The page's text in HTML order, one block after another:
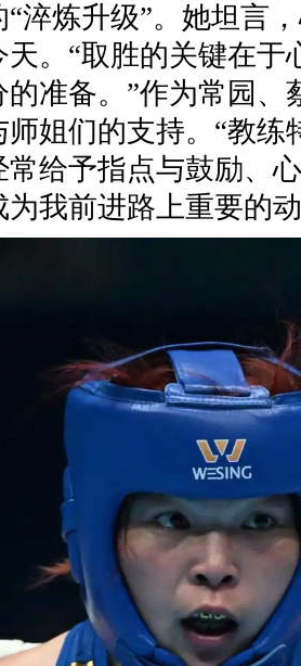
“淬炼升级”。她坦言
天。“取胜的关键在
准备。”作为常园
姐们的支持。“教
常给予指点与鼓励、
我前进路上重要的